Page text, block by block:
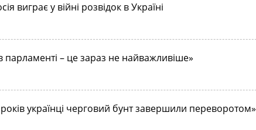
виграє у війні розвідок в Україні
парламенті – це зараз не найважливіше»
українці черговий бунт завершили переворотом»